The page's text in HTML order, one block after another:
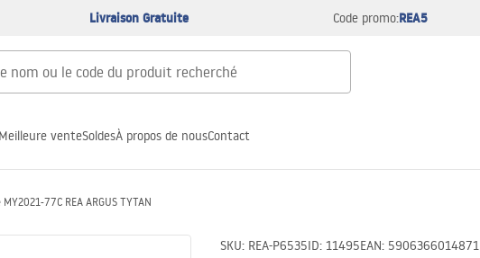
Livraison Gratuite Code promo:REA5
Meilleure venteSoldesÀ propos de nousContact
77C REA ARGUS TYTAN
SKU: REA-P6535ID: 11495EAN: 5906366014871